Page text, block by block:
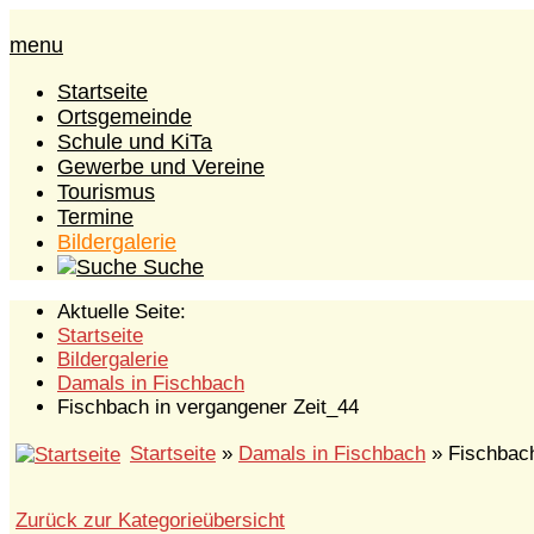
menu
Startseite
Ortsgemeinde
Schule und KiTa
Gewerbe und Vereine
Tourismus
Termine
Bildergalerie
Suche
Aktuelle Seite:
Startseite
Bildergalerie
Damals in Fischbach
Fischbach in vergangener Zeit_44
Startseite » Damals in Fischbach »
Zurück zur Kategorieübersicht